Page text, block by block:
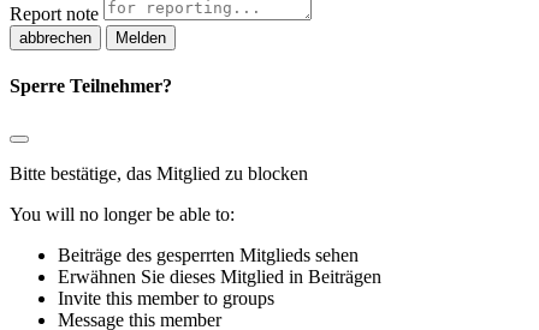
Report note
Melden
Sperre Teilnehmer?
Bitte bestätige, das Mitglied zu blocken
You will no longer be able to:
Beiträge des gesperrten Mitglieds sehen
Erwähnen Sie dieses Mitglied in Beiträgen
Invite this member to groups
Message this member